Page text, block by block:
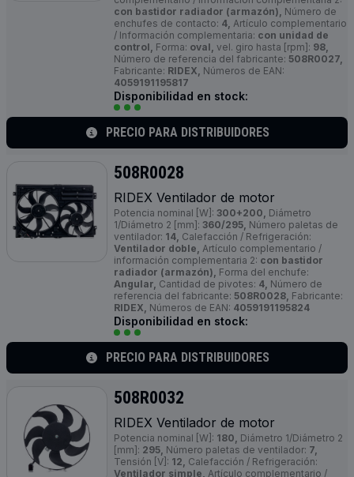
con bastidor radiador (armazón), Número de
enchufes de contacto: 4, Artículo complementario
/ Información complementaria: con unidad de
control, Forma: oval, vel. giro hasta [rpm]: 98,
Número de referencia del fabricante: 508R0027,
Fabricante: RIDEX, Números de EAN:
4059191195817
Disponibilidad en stock:
PRECIO PARA DISTRIBUIDORES
508R0028
RIDEX Ventilador de motor
Potencia nominal [W]: 300+200, Diámetro
1/Diámetro 2 [mm]: 360/295, Número paletas de
ventilador: 14, Calefacción / Refrigeración:
Ventilador doble, Artículo complementario /
información complementaria 2: con bastidor
radiador (armazón), Forma del enchufe:
Angular, Cantidad de pivotes: 4, Número de
referencia del fabricante: 508R0028, Fabricante:
RIDEX, Números de EAN: 4059191195824
Disponibilidad en stock:
PRECIO PARA DISTRIBUIDORES
508R0032
RIDEX Ventilador de motor
Potencia nominal [W]: 180, Diámetro 1/Diámetro 2
[mm]: 295, Número paletas de ventilador: 7,
Tensión [V]: 12, Calefacción / Refrigeración:
Ventilador simple, Artículo complementario /